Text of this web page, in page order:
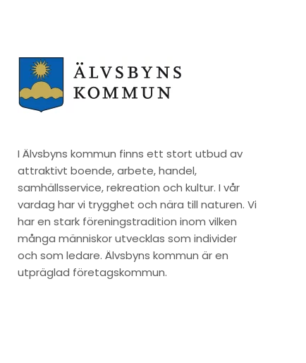
I Älvsbyns kommun finns ett stort utbud av
attraktivt boende, arbete, handel,
samhällsservice, rekreation och kultur. I vår
vardag har vi trygghet och nära till naturen. Vi
har en stark föreningstradition inom vilken
många människor utvecklas som individer
och som ledare. Älvsbyns kommun är en
utpräglad företagskommun.